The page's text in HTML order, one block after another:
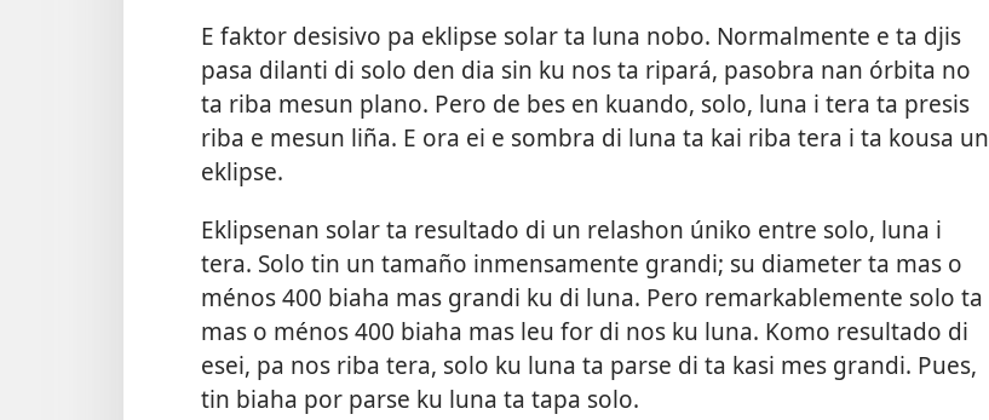
E faktor desisivo pa eklipse solar ta luna nobo. Normalmente e ta djis
pasa dilanti di solo den dia sin ku nos ta ripará, pasobra nan órbita no
ta riba mesun plano. Pero de bes en kuando, solo, luna i tera ta presis
riba e mesun liña. E ora ei e sombra di luna ta kai riba tera i ta kousa un
eklipse.
Eklipsenan solar ta resultado di un relashon úniko entre solo, luna i
tera. Solo tin un tamaño inmensamente grandi; su diameter ta mas o
ménos 400 biaha mas grandi ku di luna. Pero remarkablemente solo ta
mas o ménos 400 biaha mas leu for di nos ku luna. Komo resultado di
esei, pa nos riba tera, solo ku luna ta parse di ta kasi mes grandi. Pues,
tin biaha por parse ku luna ta tapa solo.